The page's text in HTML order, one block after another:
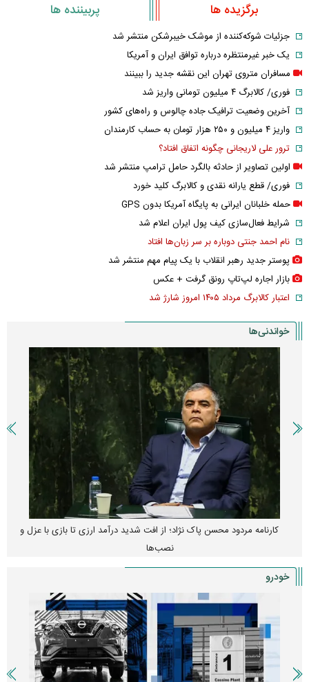
برگزیده ها پربیننده ها
جزئیات شوکه‌کننده از موشک خیبرشکن منتشر شد
یک خبر غیرمنتظره درباره توافق ایران و آمریکا
مسافران متروی تهران این نقشه جدید را ببینند
فوری/ کالابرگ ۴ میلیون تومانی واریز شد
آخرین وضعیت ترافیک جاده چالوس و راه‌های کشور
واریز ۴ میلیون و ۲۵۰ هزار تومان به حساب کارمندان
ترور علی لاریجانی چگونه اتفاق افتاد؟
اولین تصاویر از حادثه بالگرد حامل ترامپ منتشر شد
فوری/ قطع یارانه نقدی و کالابرگ کلید خورد
حمله خلبانان ایرانی به پایگاه آمریکا بدون GPS
شرایط فعال‌سازی کیف پول ایران اعلام شد
نام احمد جنتی دوباره بر سر زبان‌ها افتاد
پوستر جدید رهبر انقلاب با یک پیام مهم منتشر شد
بازار اجاره لپ‌تاپ رونق گرفت + عکس
اعتبار کالابرگ مرداد ۱۴۰۵ امروز شارژ شد
خواندنی‌ها
کارنامه مردود محسن پاک‌ نژاد؛ از افت شدید درآمد ارزی تا بازی با عزل و
نصب‌ها
خودرو